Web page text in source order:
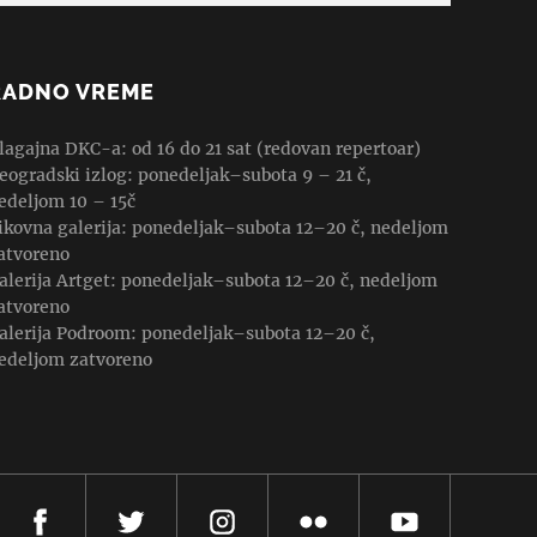
VREME
DKC-a: od 16 do 21 sat (redovan repertoar)
izlog: ponedeljak–subota 9 – 21 č,
10 – 15č
galerija: ponedeljak–subota 12–20 č, nedeljom
Artget: ponedeljak–subota 12–20 č, nedeljom
Podroom: ponedeljak–subota 12–20 č,
zatvoreno